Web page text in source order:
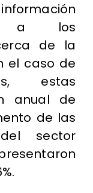
a los
de la
el caso de
estas
anual de
de las
sector